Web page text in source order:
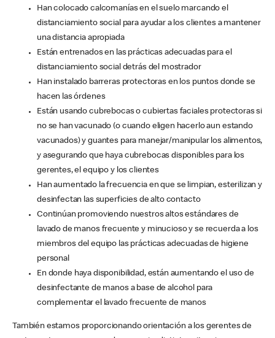
Han colocado calcomanías en el suelo marcando el
distanciamiento social para ayudar a los clientes a mantener
una distancia apropiada
Están entrenados en las prácticas adecuadas para el
distanciamiento social detrás del mostrador
Han instalado barreras protectoras en los puntos donde se
hacen las órdenes
Están usando cubrebocas o cubiertas faciales protectoras si
no se han vacunado (o cuando eligen hacerlo aun estando
vacunados) y guantes para manejar/manipular los alimentos,
y asegurando que haya cubrebocas disponibles para los
gerentes, el equipo y los clientes
Han aumentado la frecuencia en que se limpian, esterilizan y
desinfectan las superficies de alto contacto
Continúan promoviendo nuestros altos estándares de
lavado de manos frecuente y minucioso y se recuerda a los
miembros del equipo las prácticas adecuadas de higiene
personal
En donde haya disponibilidad, están aumentando el uso de
desinfectante de manos a base de alcohol para
complementar el lavado frecuente de manos
También estamos proporcionando orientación a los gerentes de